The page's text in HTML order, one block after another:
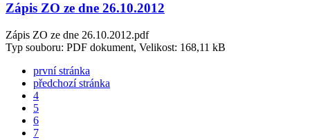
Zápis ZO ze dne 26.10.2012
Zápis ZO ze dne 26.10.2012.pdf
Typ souboru: PDF dokument, Velikost: 168,11 kB
první stránka
předchozí stránka
4
5
6
7